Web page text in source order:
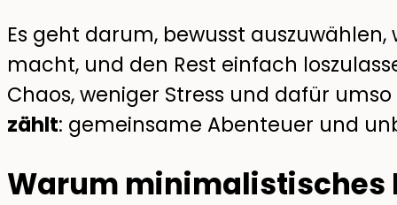
Es geht darum, bewusst
macht, und den Rest einfach
Chaos, weniger Stress und dafür
zählt: gemeinsame Abenteuer und
Warum minimalistisches